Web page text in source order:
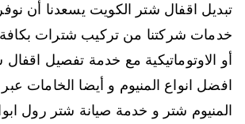
تبديل اقفال شتر الكويت يسعدنا أن
خدمات شركتنا من تركيب شترات بكافة
أو الاوتوماتيكية مع خدمة تفصيل
افضل انواع المنيوم و أيضا الخامات
المنيوم شتر و خدمة صيانة شتر رول